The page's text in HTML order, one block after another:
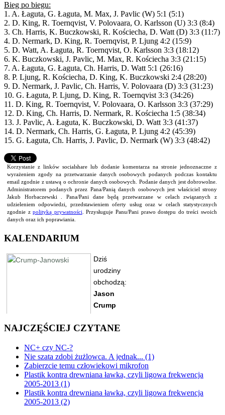
Bieg po biegu:
1. A. Łaguta, G. Łaguta, M. Max, J. Pavlic (W) 5:1 (5:1)
2. D. King, R. Toernqvist, V. Polovaara, O. Karlsson (U) 3:3 (8:4)
3. Ch. Harris, K. Buczkowski, R. Kościecha, D. Watt (D) 3:3 (11:7)
4. D. Nermark, D. King, R. Toernqvist, P. Ljung 4:2 (15:9)
5. D. Watt, A. Łaguta, R. Toernqvist, O. Karlsson 3:3 (18:12)
6. K. Buczkowski, J. Pavlic, M. Max, R. Kościecha 3:3 (21:15)
7. A. Łaguta, G. Łaguta, Ch. Harris, D. Watt 5:1 (26:16)
8. P. Ljung, R. Kościecha, D. King, K. Buczkowski 2:4 (28:20)
9. D. Nermark, J. Pavlic, Ch. Harris, V. Polovaara (D) 3:3 (31:23)
10. G. Łaguta, P. Ljung, D. King, R. Toernqvist 3:3 (34:26)
11. D. King, R. Toernqvist, V. Polovaara, O. Karlsson 3:3 (37:29)
12. D. King, Ch. Harris, D. Nermark, R. Kościecha 1:5 (38:34)
13. J. Pavlic, A. Łaguta, K. Buczkowski, D. Watt 3:3 (41:37)
14. D. Nermark, Ch. Harris, G. Łaguta, P. Ljung 4:2 (45:39)
15. G. Łaguta, Ch. Harris, J. Pavlic, D. Nermark (W) 3:3 (48:42)
Korzystanie z linków socialshare lub dodanie komentarza na stronie jednoznaczne z
wyrażeniem zgody na przetwarzanie danych osobowych podanych podczas kontaktu
email zgodnie z ustawą o ochronie danych osobowych. Podanie danych jest dobrowolne.
Administratorem podanych przez Pana/Panią danych osobowych jest właściciel strony
Jakub Horbaczewski . Pana/Pani dane będą przetwarzane w celach związanych z
udzieleniem odpowiedzi, przedstawieniem oferty usług oraz w celach statystycznych
zgodnie zpolityką prywatności . Przysługuje Panu/Pani prawo dostępu do treści swoich
danych oraz ich poprawiania.
KALENDARIUM
NAJCZĘŚCIEJ CZYTANE
NC+ czy NC-?
Nie szata zdobi żużlowca. A jednak... (1)
Zabierzcie temu człowiekowi mikrofon
Plastik kontra drewniana ławka, czyli ligowa frekwencja
2005-2013 (1)
Plastik kontra drewniana ławka, czyli ligowa frekwencja
2005-2013 (2)